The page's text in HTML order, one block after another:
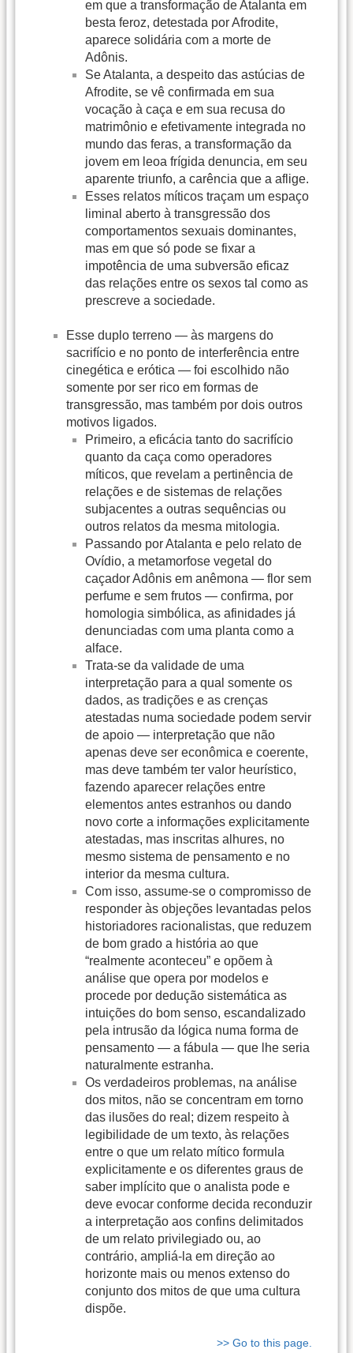
em que a transformação de Atalanta em
besta feroz, detestada por Afrodite,
aparece solidária com a morte de
Adônis.
Se Atalanta, a despeito das astúcias de
Afrodite, se vê confirmada em sua
vocação à caça e em sua recusa do
matrimônio e efetivamente integrada no
mundo das feras, a transformação da
jovem em leoa frígida denuncia, em seu
aparente triunfo, a carência que a aflige.
Esses relatos míticos traçam um espaço
liminal aberto à transgressão dos
comportamentos sexuais dominantes,
mas em que só pode se fixar a
impotência de uma subversão eficaz
das relações entre os sexos tal como as
prescreve a sociedade.
Esse duplo terreno — às margens do
sacrifício e no ponto de interferência entre
cinegética e erótica — foi escolhido não
somente por ser rico em formas de
transgressão, mas também por dois outros
motivos ligados.
Primeiro, a eficácia tanto do sacrifício
quanto da caça como operadores
míticos, que revelam a pertinência de
relações e de sistemas de relações
subjacentes a outras sequências ou
outros relatos da mesma mitologia.
Passando por Atalanta e pelo relato de
Ovídio, a metamorfose vegetal do
caçador Adônis em anêmona — flor sem
perfume e sem frutos — confirma, por
homologia simbólica, as afinidades já
denunciadas com uma planta como a
alface.
Trata-se da validade de uma
interpretação para a qual somente os
dados, as tradições e as crenças
atestadas numa sociedade podem servir
de apoio — interpretação que não
apenas deve ser econômica e coerente,
mas deve também ter valor heurístico,
fazendo aparecer relações entre
elementos antes estranhos ou dando
novo corte a informações explicitamente
atestadas, mas inscritas alhures, no
mesmo sistema de pensamento e no
interior da mesma cultura.
Com isso, assume-se o compromisso de
responder às objeções levantadas pelos
historiadores racionalistas, que reduzem
de bom grado a história ao que
“realmente aconteceu” e opõem à
análise que opera por modelos e
procede por dedução sistemática as
intuições do bom senso, escandalizado
pela intrusão da lógica numa forma de
pensamento — a fábula — que lhe seria
naturalmente estranha.
Os verdadeiros problemas, na análise
dos mitos, não se concentram em torno
das ilusões do real; dizem respeito à
legibilidade de um texto, às relações
entre o que um relato mítico formula
explicitamente e os diferentes graus de
saber implícito que o analista pode e
deve evocar conforme decida reconduzir
a interpretação aos confins delimitados
de um relato privilegiado ou, ao
contrário, ampliá-la em direção ao
horizonte mais ou menos extenso do
conjunto dos mitos de que uma cultura
dispõe.
>> Go to this page.